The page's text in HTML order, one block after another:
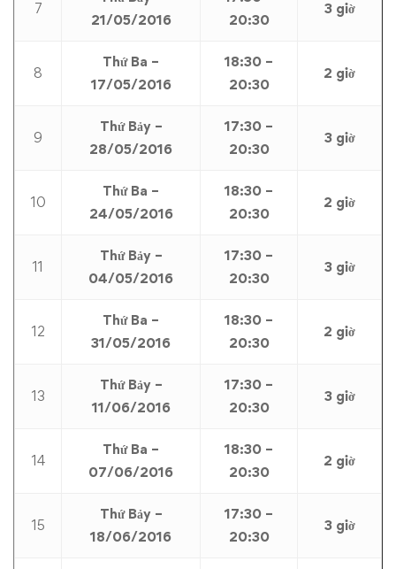
7
21/05/2016
20:30
3 giờ
8
Thứ Ba –
17/05/2016
18:30 –
20:30
2 giờ
9
Thứ Bảy –
28/05/2016
17:30 –
20:30
3 giờ
10
Thứ Ba –
24/05/2016
18:30 –
20:30
2 giờ
11
Thứ Bảy –
04/05/2016
17:30 –
20:30
3 giờ
12
Thứ Ba –
31/05/2016
18:30 –
20:30
2 giờ
13
Thứ Bảy –
11/06/2016
17:30 –
20:30
3 giờ
14
Thứ Ba –
07/06/2016
18:30 –
20:30
2 giờ
15
Thứ Bảy –
18/06/2016
17:30 –
20:30
3 giờ